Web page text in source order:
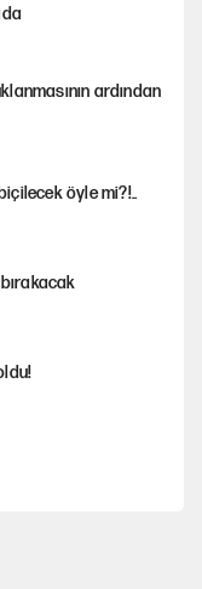
ardından
öyle mi?!..